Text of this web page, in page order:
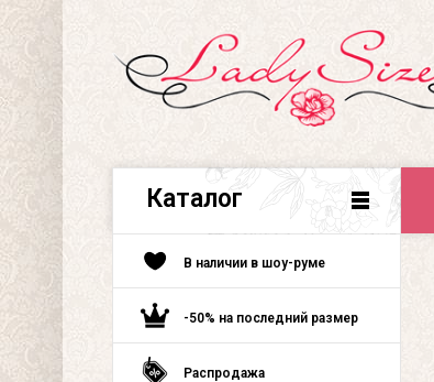
Каталог
В наличии в шоу-руме
-50% на последний размер
Распродажа